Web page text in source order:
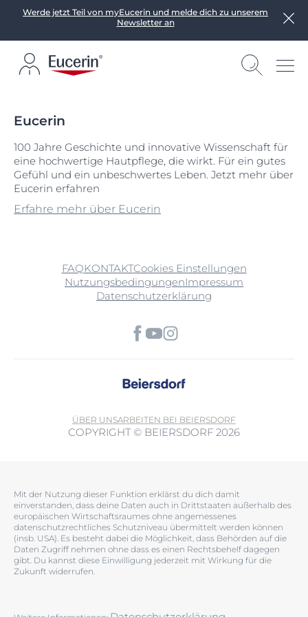
Werde jetzt Teil von myEucerin und melde dich zu unserem
Newsletter an
Eucerin
100 Jahre Geschichte und innovative Wissenschaft für
eine hochwertige Hautpflege, die wirkt. Für ein gutes
Gefühl und ein unbeschwertes Leben. Jetzt mehr über
Eucerin erfahren
Erfahre mehr über Eucerin
FAQKONTAKTCookies Einstellungen
NutzungsbedingungenImpressum
Datenschutzerklärung
ÜBER UNSARBEITEN BEI BEIERSDORF
COPYRIGHT © BEIERSDORF 2026
Mit der Nutzung dieser Funktion erklärst du dich damit
einverstanden, dass deine Daten auch in Drittstaaten außerhalb des
europäischen Wirtschaftsraumes ohne angemessenes
datenschutzrechtliches Schutzniveau übermittelt werden können
(insb. USA). Es besteht dabei die Möglichkeit, dass Behörden auf die
Daten Zugriff nehmen ohne dass es einen Rechtsbehelf dagegen
gibt. Du kannst diese Einwilligung jederzeit mit Wirkung für die
Zukunft widerrufen.